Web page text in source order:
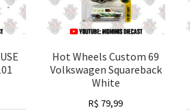
Hot Wheels Custom 69
Volkswagen Squareback
White
R$ 79,99